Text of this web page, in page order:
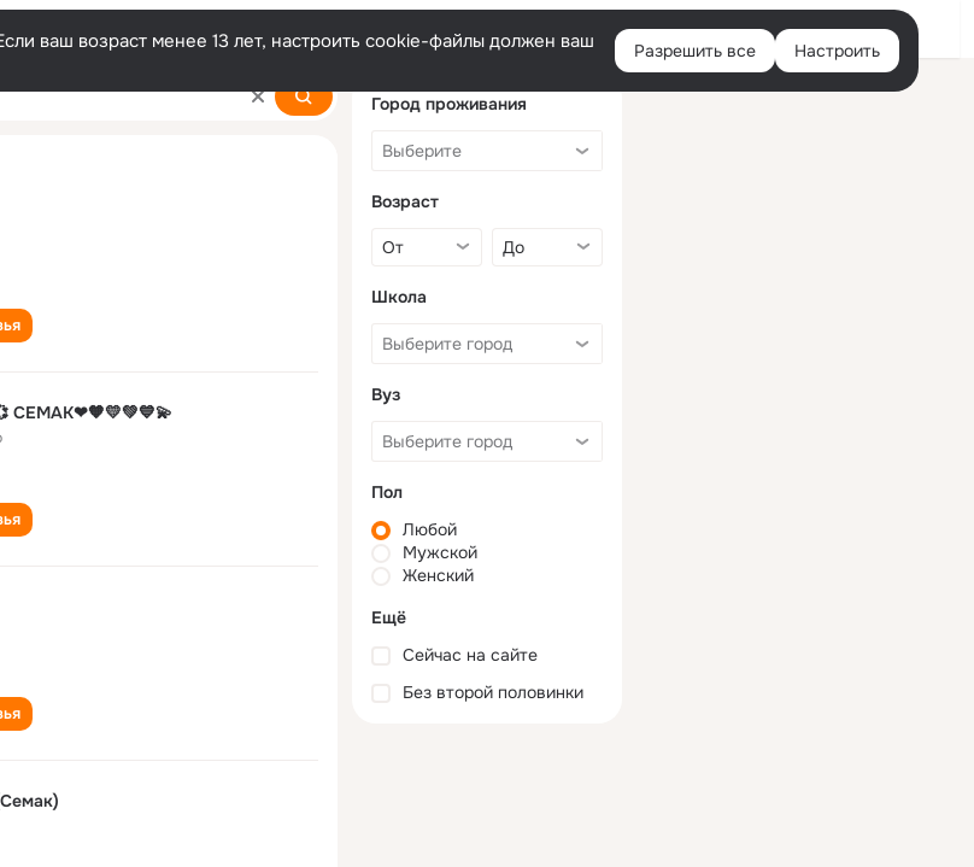
Войти
ваш возраст менее 13 лет, настроить cookie-файлы должен ваш
Разрешить все Настроить
СЕМАК❤🧡💛💚💙💫
Город проживания
Возраст
Школа
Вуз
Пол
Любой
Мужской
Женский
Ещё
Сейчас на сайте
Без второй половинки